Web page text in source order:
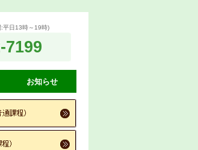
:平日13時～19時)
7199
お知らせ